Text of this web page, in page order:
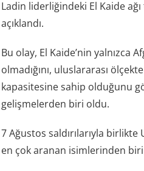
Ladin liderliğindeki El Kaide ağı
açıklandı.
Bu olay, El Kaide’nin yalnızca
olmadığını, uluslararası
kapasitesine sahip olduğunu
gelişmelerden biri oldu.
7 Ağustos saldırılarıyla birlikte
en çok aranan isimlerinden